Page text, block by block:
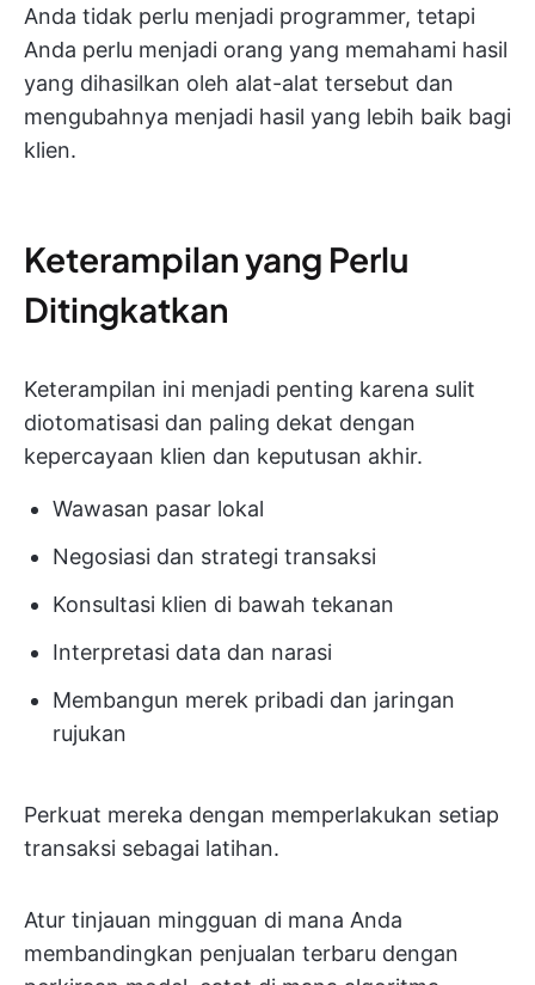
Anda tidak perlu menjadi programmer, tetapi
Anda perlu menjadi orang yang memahami hasil
yang dihasilkan oleh alat-alat tersebut dan
mengubahnya menjadi hasil yang lebih baik bagi
klien.
Keterampilan yang Perlu
Ditingkatkan
Keterampilan ini menjadi penting karena sulit
diotomatisasi dan paling dekat dengan
kepercayaan klien dan keputusan akhir.
Wawasan pasar lokal
Negosiasi dan strategi transaksi
Konsultasi klien di bawah tekanan
Interpretasi data dan narasi
Membangun merek pribadi dan jaringan
rujukan
Perkuat mereka dengan memperlakukan setiap
transaksi sebagai latihan.
Atur tinjauan mingguan di mana Anda
membandingkan penjualan terbaru dengan